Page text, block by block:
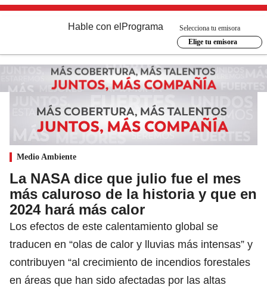
Hable con el Programa
Selecciona tu emisora
Elige tu emisora
Medio Ambiente
La NASA dice que julio fue el mes
más caluroso de la historia y que en
2024 hará más calor
Los efectos de este calentamiento global se
traducen en “olas de calor y lluvias más intensas” y
contribuyen “al crecimiento de incendios forestales
en áreas que han sido afectadas por las altas